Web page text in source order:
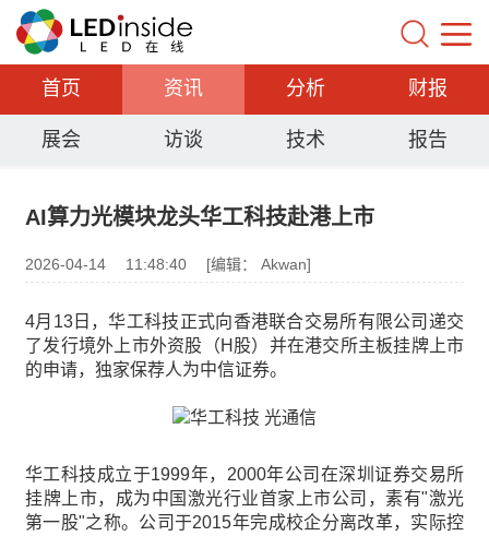
首页 资讯 分析 财报
展会 访谈 技术 报告
AI算力光模块龙头华工科技赴港上市
2026-04-14 11:48:40 [编辑： Akwan]
4月13日，华工科技正式向香港联合交易所有限公司递交
了发行境外上市外资股（H股）并在港交所主板挂牌上市
的申请，独家保荐人为中信证券。
华工科技成立于1999年，2000年公司在深圳证券交易所
挂牌上市，成为中国激光行业首家上市公司，素有"激光
第一股"之称。公司于2015年完成校企分离改革，实际控